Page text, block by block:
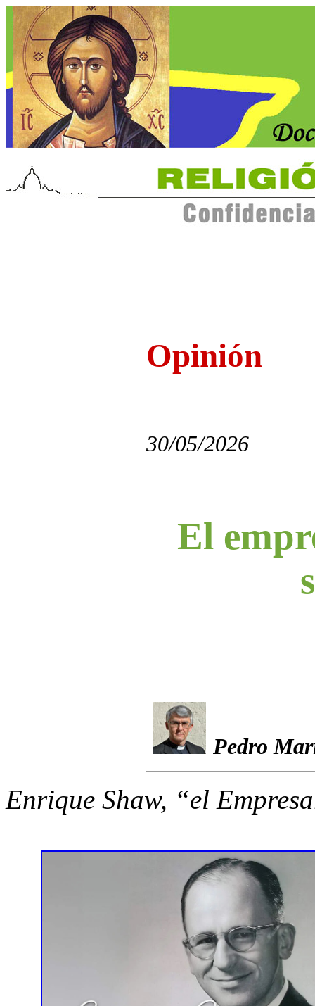
Opinión
30/05/2026
El
Pedro
Enrique Shaw, “el